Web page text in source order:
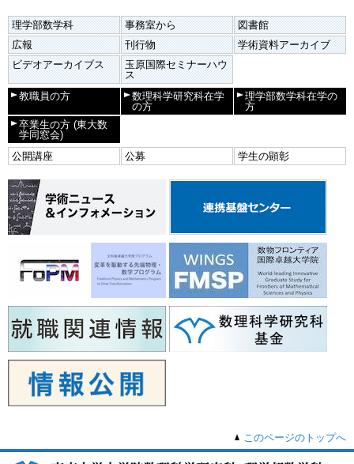
理学部数学科 事務室から
図書館
広報
刊行物
学術資料アーカイブ
ビデオアーカイブス
玉原国際セミナーハウ
ス
教職員の方
数理科学研究科在学
の方
理学部数学科在学の
方
卒業生の方 (東大数
学同窓会)
公開講座
公募 学生の顕彰
このページのトップへ